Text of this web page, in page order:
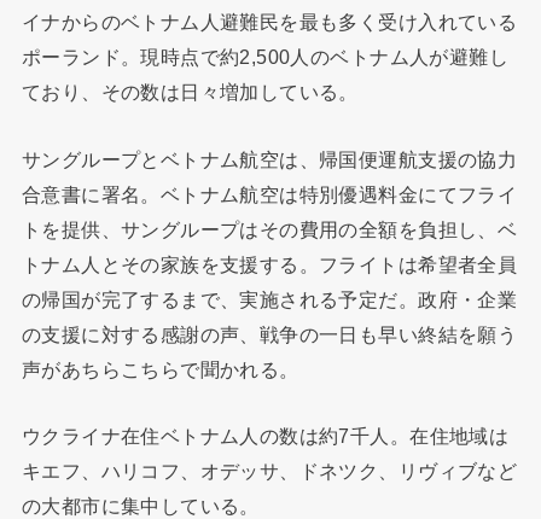
イナからのベトナム人避難民を最も多く受け入れている
ポーランド。現時点で約2,500人のベトナム人が避難し
ており、その数は日々増加している。
サングループとベトナム航空は、帰国便運航支援の協力
合意書に署名。ベトナム航空は特別優遇料金にてフライ
トを提供、サングループはその費用の全額を負担し、ベ
トナム人とその家族を支援する。フライトは希望者全員
の帰国が完了するまで、実施される予定だ。政府・企業
の支援に対する感謝の声、戦争の一日も早い終結を願う
声があちらこちらで聞かれる。
ウクライナ在住ベトナム人の数は約7千人。在住地域は
キエフ、ハリコフ、オデッサ、ドネツク、リヴィブなど
の大都市に集中している。